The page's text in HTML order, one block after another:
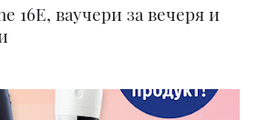
16E, ваучери за вечеря и